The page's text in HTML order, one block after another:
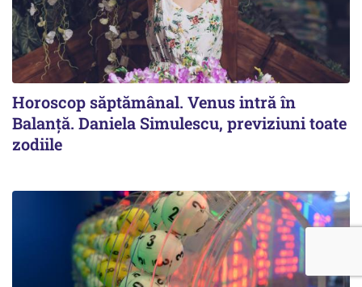
Horoscop săptămânal. Venus intră în
Balanță. Daniela Simulescu, previziuni toate
zodiile